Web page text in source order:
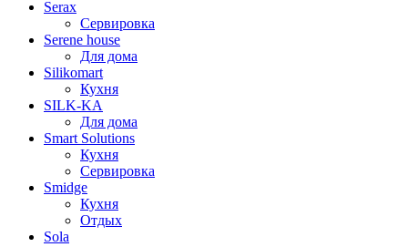
Serax
Сервировка
Serene house
Для дома
Silikomart
Кухня
SILK-KA
Для дома
Smart Solutions
Кухня
Сервировка
Smidge
Кухня
Отдых
Sola